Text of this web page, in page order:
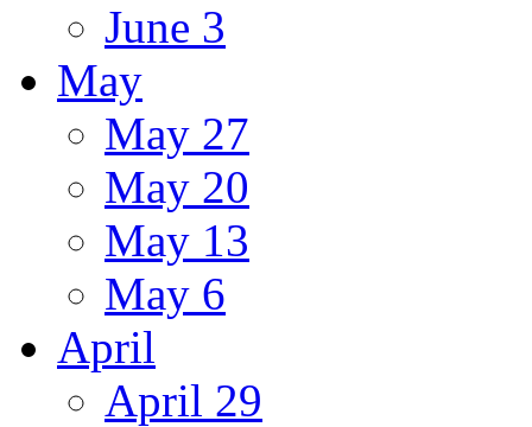
June 3
May
May 27
May 20
May 13
May 6
April
April 29